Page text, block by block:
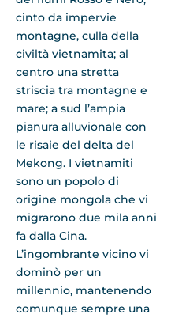
cinto da impervie
montagne, culla della
civiltà vietnamita; al
centro una stretta
striscia tra montagne e
mare; a sud l’ampia
pianura alluvionale con
le risaie del delta del
Mekong. I vietnamiti
sono un popolo di
origine mongola che vi
migrarono due mila anni
fa dalla Cina.
L’ingombrante vicino vi
dominò per un
millennio, mantenendo
comunque sempre una